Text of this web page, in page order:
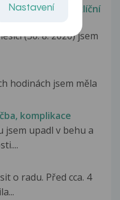
klavikuly vlevo-klíční
(30. 8. 2020) jsem
hodinách jsem měla
komplikace
jsem upadl v behu a
o radu. Před cca. 4
Nastavení